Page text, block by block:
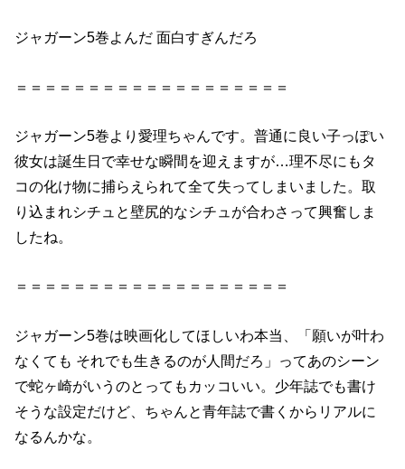
ジャガーン5巻よんだ 面白すぎんだろ
＝＝＝＝＝＝＝＝＝＝＝＝＝＝＝＝＝＝＝
ジャガーン5巻より愛理ちゃんです。普通に良い子っぽい
彼女は誕生日で幸せな瞬間を迎えますが…理不尽にもタ
コの化け物に捕らえられて全て失ってしまいました。取
り込まれシチュと壁尻的なシチュが合わさって興奮しま
したね。
＝＝＝＝＝＝＝＝＝＝＝＝＝＝＝＝＝＝＝
ジャガーン5巻は映画化してほしいわ本当、「願いが叶わ
なくても それでも生きるのが人間だろ」ってあのシーン
で蛇ヶ崎がいうのとってもカッコいい。少年誌でも書け
そうな設定だけど、ちゃんと青年誌で書くからリアルに
なるんかな。